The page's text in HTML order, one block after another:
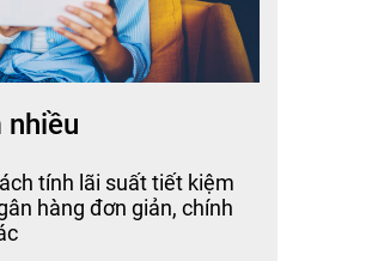
nhiều
tính lãi suất tiết kiệm
hàng đơn giản, chính